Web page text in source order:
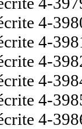
4-
4-
4-
4-
4-
4-